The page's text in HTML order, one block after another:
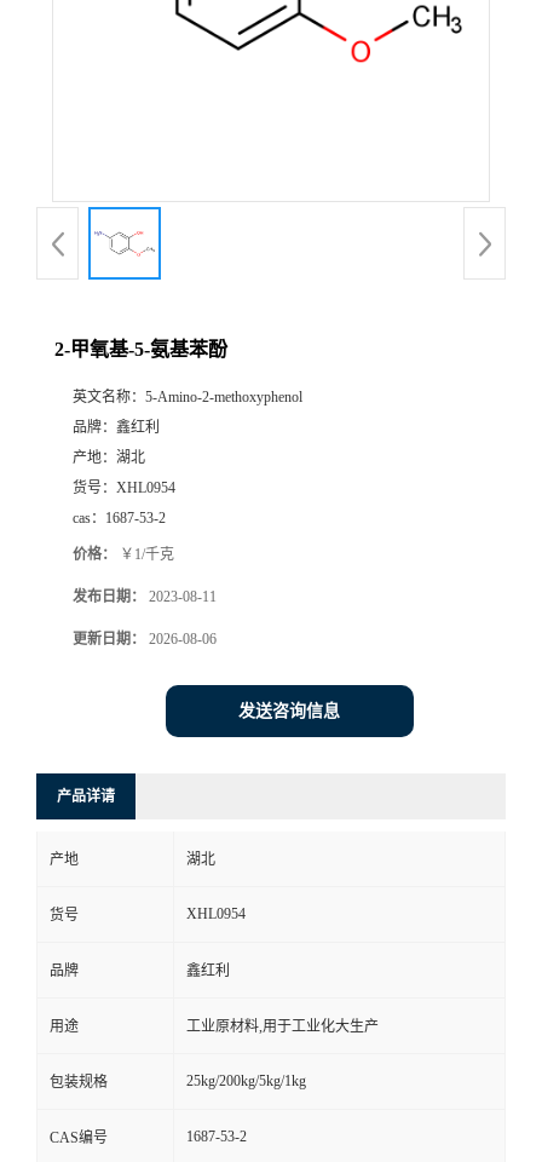
2-甲氧基-5-氨基苯酚
英文名称： 5-Amino-2-methoxyphenol
品牌： 鑫红利
产地： 湖北
货号： XHL0954
cas： 1687-53-2
价格： ￥1/千克
发布日期： 2023-08-11
更新日期： 2026-08-06
发送咨询信息
产品详请
产地 湖北
货号 XHL0954
品牌 鑫红利
用途 工业原材料,用于工业化大生产
包装规格 25kg/200kg/5kg/1kg
CAS编号 1687-53-2